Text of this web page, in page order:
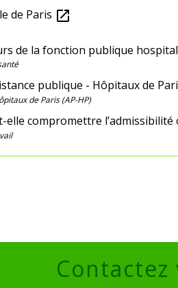
de Paris open_in_new
de la fonction publique
publique - Hôpitaux de
de Paris (AP-HP)
elle compromettre